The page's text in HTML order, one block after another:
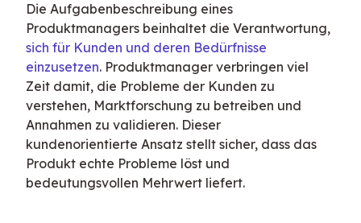
Die Aufgabenbeschreibung eines
sich für Kunden und deren Bedürfnisse
einzusetzen. Produktmanager verbringen viel
Zeit damit, die Probleme der Kunden zu
verstehen, Marktforschung zu betreiben und
Annahmen zu validieren. Dieser
kundenorientierte Ansatz stellt sicher, dass das
Produkt echte Probleme löst und
bedeutungsvollen Mehrwert liefert.